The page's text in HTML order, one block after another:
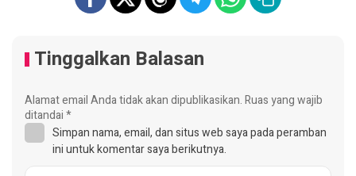
Tinggalkan Balasan
Alamat email Anda tidak akan dipublikasikan.Ruas yang wajib
ditandai*
Simpan nama, email, dan situs web saya pada peramban
ini untuk komentar saya berikutnya.